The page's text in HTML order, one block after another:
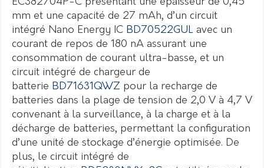
mm et une capacité de 27 mAh, d’un circuit
intégré Nano Energy IC BD70522GUL avec un
courant de repos de 180 nA assurant une
consommation de courant ultra-basse, et un
circuit intégré de chargeur de
batterie BD71631QWZ pour la recharge de
batteries dans la plage de tension de 2,0 V à 4,7 V
convenant à la surveillance, à la charge et à la
décharge de batteries, permettant la configuration
d’une unité de stockage d’énergie optimisée. De
plus, le circuit intégré de